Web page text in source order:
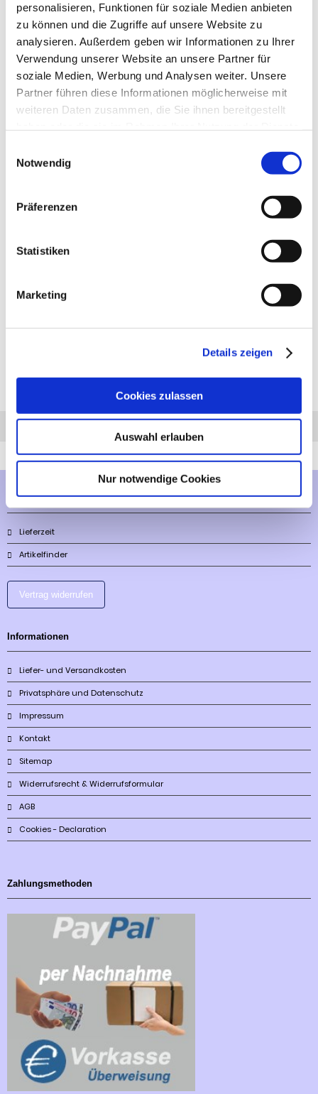
personalisieren, Funktionen für soziale Medien anbieten
zu können und die Zugriffe auf unsere Website zu
analysieren. Außerdem geben wir Informationen zu Ihrer
Verwendung unserer Website an unsere Partner für
soziale Medien, Werbung und Analysen weiter. Unsere
Partner führen diese Informationen möglicherweise mit
weiteren Daten zusammen, die Sie ihnen bereitgestellt
Notwendig
Präferenzen
Statistiken
Marketing
Details zeigen
Cookies zulassen
Auswahl erlauben
Nur notwendige Cookies
Anhängerkupplung für BMW 3er E30: Anhängerkupplung
feststehend, 2- Loch System, incl. Flanschkugel. Lieferumfang für
Kupplungskugel, Schraubensatz, Nachrüsten Montageanleitung
u. Gutachten. Bei Fragen zur ausgewählten Anhängerkupplung
Anhängelast: 1400 kg
Diesen Artikel haben wir am 14.12.2023 in unseren Katalog aufgenommen.
Mehr über...
Lieferzeit
Artikelfinder
Vertrag widerrufen
Informationen
Liefer- und Versandkosten
Privatsphäre und Datenschutz
Impressum
Kontakt
Sitemap
Widerrufsrecht & Widerrufsformular
AGB
Cookies - Declaration
Zahlungsmethoden